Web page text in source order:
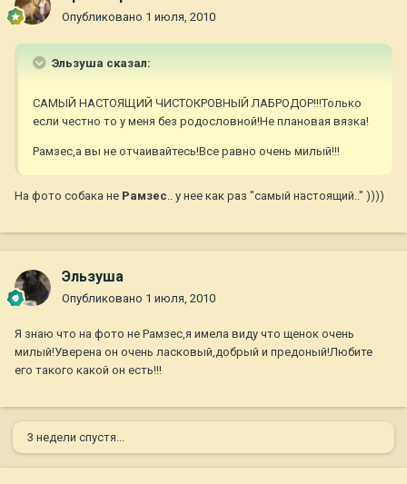
Опубликовано 1 июля, 2010
Эльзуша сказал:
САМЫЙ НАСТОЯЩИЙ ЧИСТОКРОВНЫЙ ЛАБРОДОР!!!Только
если честно то у меня без родословной!Не плановая вязка!
Рамзес,а вы не отчаивайтесь!Все равно очень милый!!!
На фото собака не Рамзес.. у нее как раз "самый настоящий.." ))))
Эльзуша
Опубликовано 1 июля, 2010
Я знаю что на фото не Рамзес,я имела виду что щенок очень
милый!Уверена он очень ласковый,добрый и предоный!Любите
его такого какой он есть!!!
3 недели спустя...